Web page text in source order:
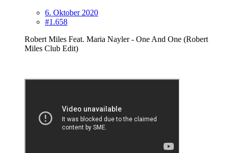
6. Oktober 2020
#1.658
Robert Miles Feat. Maria Nayler ‎- One And One (Robert
Miles Club Edit)